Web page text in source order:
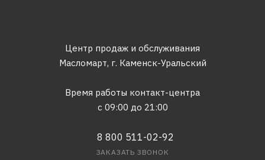
Центр продаж и обслуживания
Масломарт, г. Каменск-Уральский
Время работы контакт-центра
с 09:00 до 21:00
8 800 511-02-92
ЗАКАЗАТЬ ЗВОНОК